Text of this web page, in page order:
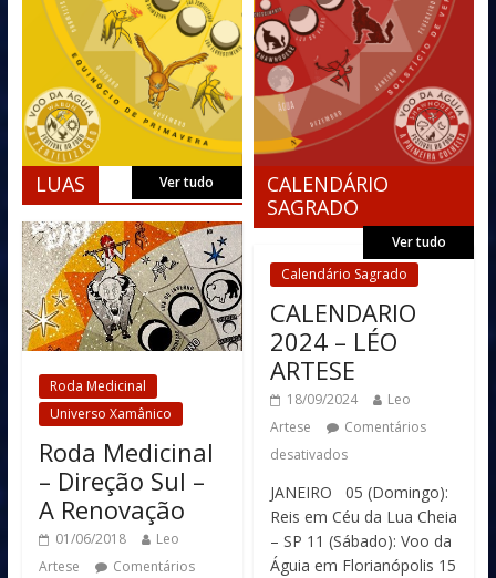
LUAS Ver tudo
Roda Medicinal
Universo Xamânico
Roda Medicinal
– Direção Sul –
A Renovação
01/06/2018
Leo
Artese
Comentários
CALENDÁRIO
SAGRADO
Ver tudo
Calendário Sagrado
CALENDARIO
2024 – LÉO
ARTESE
18/09/2024
Leo
Artese
Comentários
desativados
JANEIRO 05 (Domingo):
Reis em Céu da Lua Cheia
– SP 11 (Sábado): Voo da
Águia em Florianópolis 15